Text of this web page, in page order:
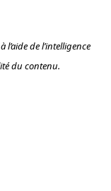
l’aide de l’intelligence
du contenu.